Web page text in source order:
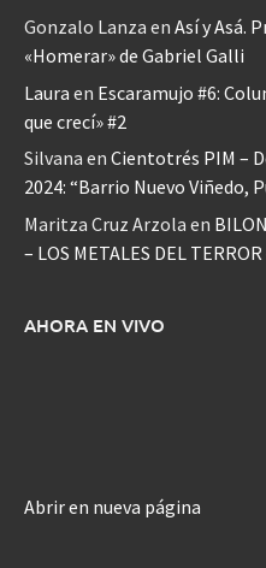
Gonzalo Lanza en Así y Asá.
«Homerar» de Gabriel Galli
Laura en Escaramujo #6:
que crecí» #2
Silvana en Cientotrés PIM –
2024: “Barrio Nuevo Viñedo,
Maritza Cruz Arzola en
– LOS METALES DEL
AHORA EN VIVO
Abrir en nueva página